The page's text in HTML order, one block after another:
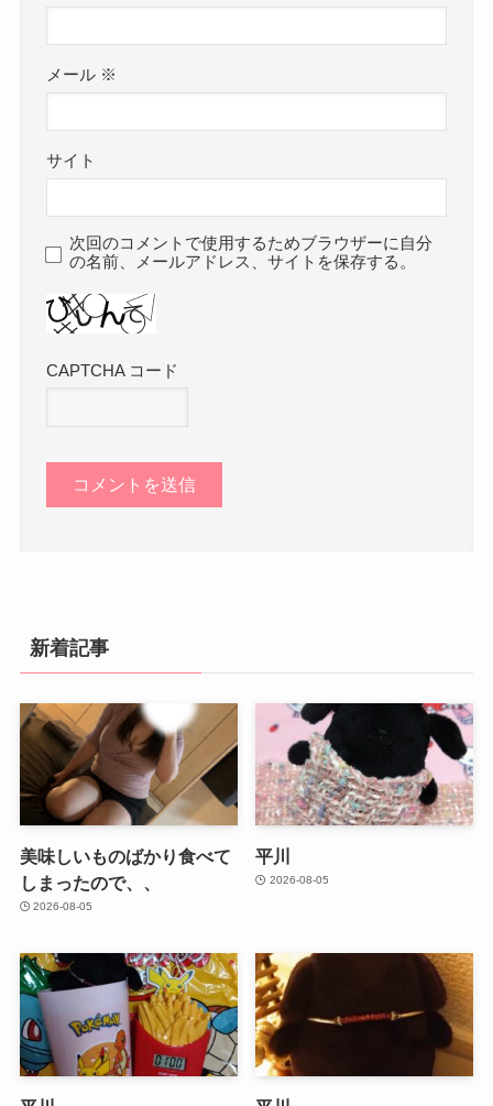
メール ※
サイト
次回のコメントで使用するためブラウザーに自分
の名前、メールアドレス、サイトを保存する。
CAPTCHA コード
新着記事
美味しいものばかり食べて
しまったので、、
2026-08-05
平川
2026-08-05